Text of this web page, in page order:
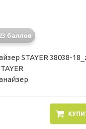
баллов
STAYER 38038-